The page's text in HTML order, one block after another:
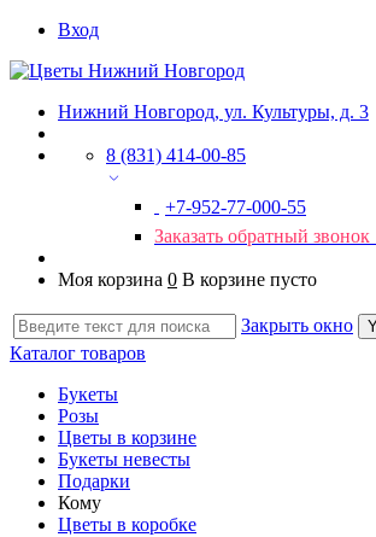
Вход
Нижний Новгород, ул. Культуры, д. 3
8 (831) 414-00-85
+7-952-77-000-55
Заказать обратный звонок
Моя корзина 0 В корзине пусто
Закрыть окно
Каталог товаров
Букеты
Розы
Цветы в корзине
Букеты невесты
Подарки
Кому
Цветы в коробке